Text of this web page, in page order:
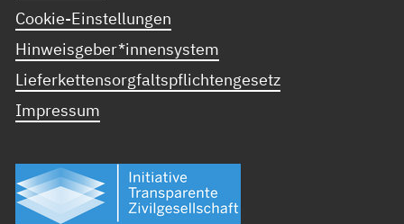
Cookie-Einstellungen
Hinweisgeber*innensystem
Lieferkettensorgfaltspflichtengesetz
Impressum